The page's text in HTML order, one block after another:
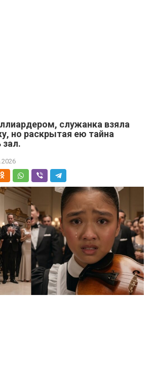
служанка взяла
но раскрытая ею тайна
зал.